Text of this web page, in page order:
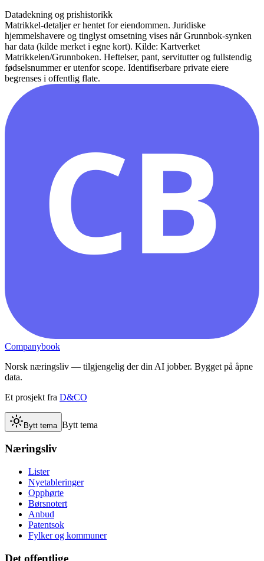
Datadekning og prishistorikk
Matrikkel-detaljer er hentet for eiendommen. Juridiske
hjemmelshavere og tinglyst omsetning vises når Grunnbok-synken
har data (kilde merket i egne kort). Kilde: Kartverket
Matrikkelen/Grunnboken. Heftelser, pant, servitutter og fullstendig
fødselsnummer er utenfor scope. Identifiserbare private eiere
begrenses i offentlig flate.
CB
Companybook
Norsk næringsliv — tilgjengelig der din AI jobber. Bygget på åpne
data.
Et prosjekt fra D&CO
Bytt tema Bytt tema
Næringsliv
Lister
Nyetableringer
Opphørte
Børsnotert
Anbud
Patentsok
Fylker og kommuner
Det offentlige